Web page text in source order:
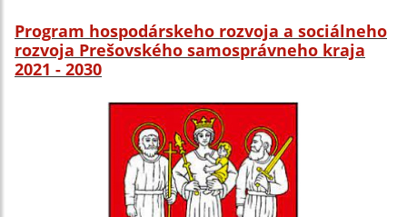
Program hospodárskeho rozvoja a sociálneho
rozvoja Prešovského samosprávneho kraja
2021 - 2030